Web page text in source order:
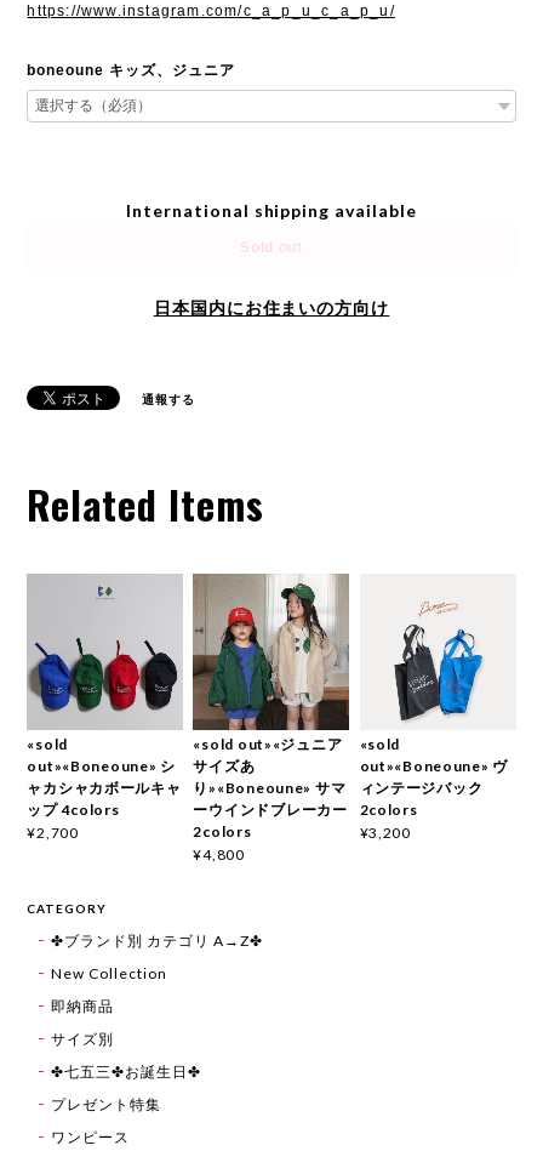
https://www.instagram.com/c_a_p_u_c_a_p_u/
boneoune キッズ、ジュニア
International shipping available
Sold out
日本国内にお住まいの方向け
通報する
Related Items
«sold
out»«Boneoune» シ
ャカシャカボールキャ
ップ 4colors
¥2,700
«sold out»«ジュニア
サイズあ
り»«Boneoune» サマ
ーウインドブレーカー
2colors
¥4,800
«sold
out»«Boneoune» ヴ
ィンテージバック
2colors
¥3,200
CATEGORY
✤ブランド別 カテゴリ A→Z✤
New Collection
即納商品
サイズ別
✤七五三✤お誕生日✤
プレゼント特集
ワンピース